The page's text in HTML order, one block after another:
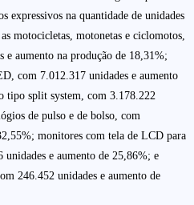
expressivos na quantidade de unidades
motocicletas, motonetas e ciclomotos,
e aumento na produção de 18,31%;
com 7.012.317 unidades e aumento
tipo split system, com 3.178.222
de pulso e de bolso, com
monitores com tela de LCD para
e aumento de 25,86%; e
246.452 unidades e aumento de